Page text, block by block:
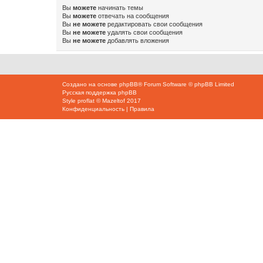
Вы можете начинать темы
Вы можете отвечать на сообщения
Вы не можете редактировать свои сообщения
Вы не можете удалять свои сообщения
Вы не можете добавлять вложения
Создано на основе phpBB® Forum Software © phpBB Limited
Русская поддержка phpBB
Style proflat ©Mazeltof 2017
Конфиденциальность | Правила